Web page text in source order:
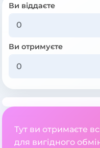
Ви віддаєте
Ви отримуєте
Тут ви отримаєте
для вигідного